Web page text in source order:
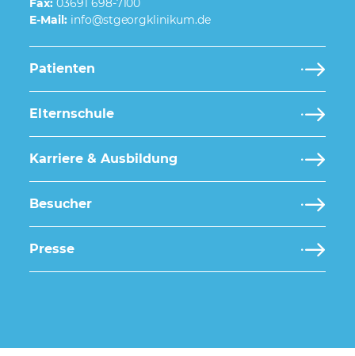
Fax: 03691 698-7100
E-Mail:
Patienten
Elternschule
Karriere & Ausbildung
Besucher
Presse